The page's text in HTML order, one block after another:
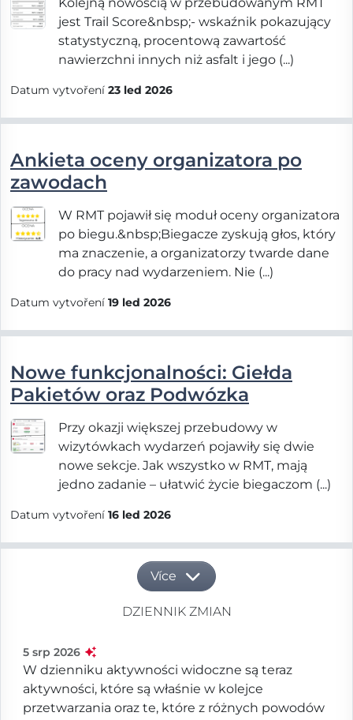
jest Trail Score&nbsp;- wskaźnik pokazujący
statystyczną, procentową zawartość
nawierzchni innych niż asfalt i jego (...)
Datum vytvoření 23 led 2026
Ankieta oceny organizatora po
zawodach
W RMT pojawił się moduł oceny organizatora
po biegu.&nbsp;Biegacze zyskują głos, który
ma znaczenie, a organizatorzy twarde dane
do pracy nad wydarzeniem. Nie (...)
Datum vytvoření 19 led 2026
Nowe funkcjonalności: Giełda
Pakietów oraz Podwózka
Przy okazji większej przebudowy w
wizytówkach wydarzeń pojawiły się dwie
nowe sekcje. Jak wszystko w RMT, mają
jedno zadanie – ułatwić życie biegaczom (...)
Datum vytvoření 16 led 2026
Více
DZIENNIK ZMIAN
5 srp 2026
W dzienniku aktywności widoczne są teraz
aktywności, które są właśnie w kolejce
przetwarzania oraz te, które z różnych powodów